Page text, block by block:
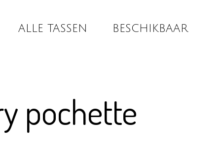
ALLE TASSEN BESCHIKBAAR
pochette